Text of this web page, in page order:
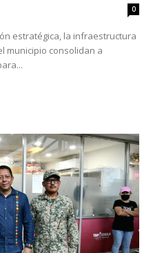
0
estratégica, la infraestructura
municipio consolidan a